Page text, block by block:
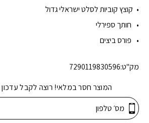
קוצץ קוביות לסלט ישראלי גדול
חותך ספירלי
פורס ביצים
מק"ט:7290119830596
המוצר חסר במלאי! רוצה לקבל